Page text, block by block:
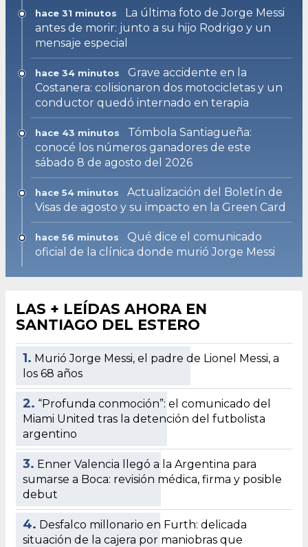
hace 31 minutos
La última foto de Jorge Messi
antes de morir: junto a su hijo Rodrigo y un
mensaje especial
hace 34 minutos
Grave accidente en la
Costanera: colisionaron dos motocicletas y un
conductor quedó internado en terapia
hace 43 minutos
Tómbola Santiagueña:
conocé los números ganadores de este
sábado 8 de agosto del 2026
hace 54 minutos
Actualización del Boletín de
Visas de agosto y su impacto en la Green Card
hace 56 minutos
Qué dice el comunicado
oficial de la clínica donde murió Jorge Messi
LAS + LEÍDAS AHORA EN
SANTIAGO DEL ESTERO
1. Murió Jorge Messi, el padre de Lionel Messi, a
los 68 años
2. “Profunda conmoción”: el comunicado del
Miami United tras la detención del futbolista
argentino
3. Enner Valencia llegó a la Argentina para
sumarse a Boca: revisión médica, firma y posible
debut
4. Desfalco millonario en Furth: delicada
situación de la cajera por maniobras que